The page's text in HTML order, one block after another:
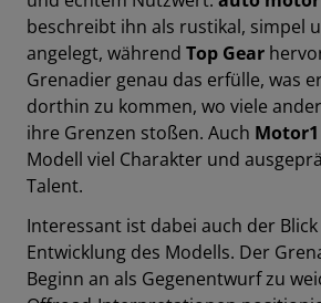
beschreibt ihn als rustikal, simpel
angelegt, während Top Gear
Grenadier genau das erfülle, was
dorthin zu kommen, wo viele
ihre Grenzen stoßen. Auch Motor1
Modell viel Charakter und
Talent.
Interessant ist dabei auch der
Entwicklung des Modells. Der
Beginn an als Gegenentwurf zu